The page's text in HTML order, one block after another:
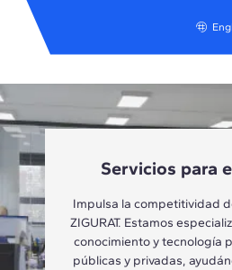
Servicios para
Impulsa la competitividad
ZIGURAT. Estamos
conocimiento y tecnología
públicas y privadas,